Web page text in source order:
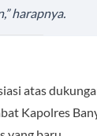
harapnya.
atas
Kapolres